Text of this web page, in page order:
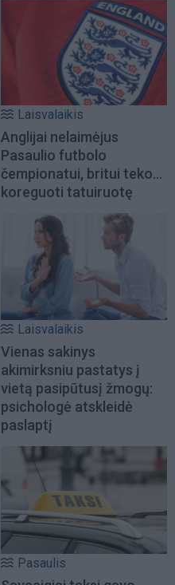
Laisvalaikis
Anglijai nelaimėjus
Pasaulio futbolo
čempionatui, britui teko...
koreguoti tatuiruotę
Laisvalaikis
Vienas sakinys
akimirksniu pastatys į
vietą pasipūtusį žmogų:
psichologė atskleidė
paslaptį
Pasaulis